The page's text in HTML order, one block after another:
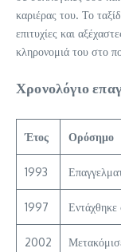
καριέρας του. Το
επιτυχίες και
κληρονομιά του στο
Χρονολόγιο
Έτος Ορόσημο
1993
1997
2002